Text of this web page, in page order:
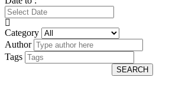
Category
Author
Tags
SEARCH